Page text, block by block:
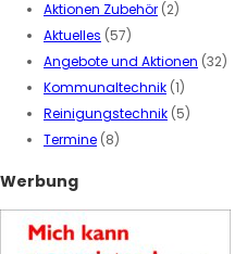
Aktionen Zubehör (2)
Aktuelles (57)
Angebote und Aktionen (32)
Kommunaltechnik (1)
Reinigungstechnik (5)
Termine (8)
Werbung